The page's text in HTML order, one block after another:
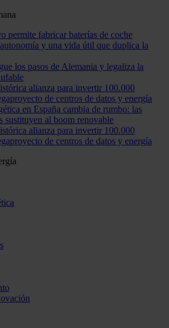
permite fabricar baterías de coche
y una vida útil que duplica la
los pasos de Alemania y legaliza la
alianza para invertir 100.000
de centros de datos y energía
en España cambia de rumbo: las
sustituyen al boom renovable
alianza para invertir 100.000
de centros de datos y energía